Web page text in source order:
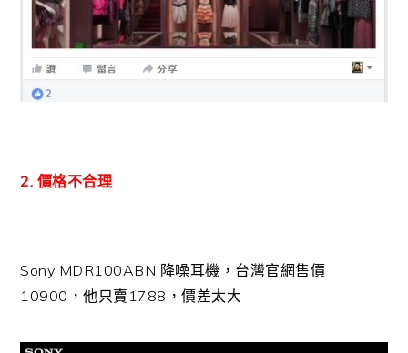
2. 價格不合理
Sony MDR100ABN 降噪耳機，台灣官網售價
10900，他只賣1788，價差太大